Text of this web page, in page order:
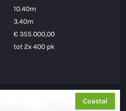
10.40m
3.40m
€ 355.000,00
tot 2x 400 pk
Coastal